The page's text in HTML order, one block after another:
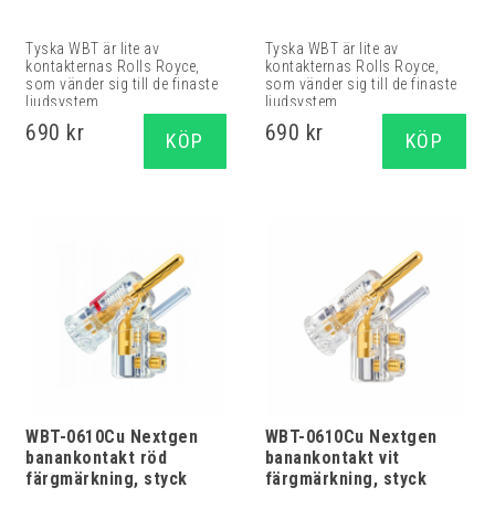
Tyska WBT är lite av
kontakternas Rolls Royce,
som vänder sig till de finaste
ljudsystem...
690 kr KÖP
Tyska WBT är lite av
kontakternas Rolls Royce,
som vänder sig till de finaste
ljudsystem...
690 kr KÖP
WBT-0610Cu Nextgen
banankontakt röd
färgmärkning, styck
WBT-0610Cu Nextgen
banankontakt vit
färgmärkning, styck